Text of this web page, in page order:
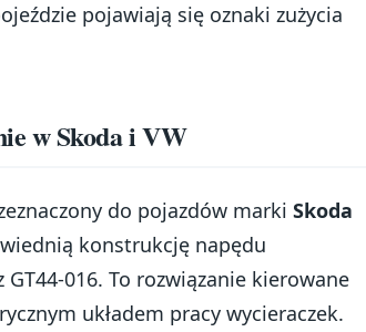
pojawiają się oznaki zużycia
w Skoda i VW
do pojazdów marki Skoda
konstrukcję napędu
016. To rozwiązanie kierowane
układem pracy wycieraczek.